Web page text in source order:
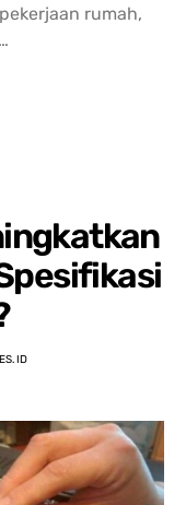
rumah,